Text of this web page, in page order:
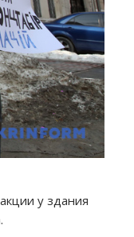
у здания